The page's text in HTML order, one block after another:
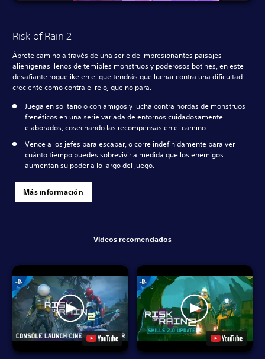
Risk of Rain 2
Ábrete camino a través de una serie de impresionantes paisajes
alienígenas llenos de temibles monstruos y poderosos botines, en este
desafiante roguelikeen el que tendrás que luchar contra una dificultad
creciente como contra el reloj que no para.
Juega en solitario o con amigos y lucha contra hordas de monstruos
frenéticos en una serie variada de entornos cuidadosamente
elaborados, cosechando las recompensas en el camino.
Vence a los jefes para escapar, o corre indefinidamente para ver
cuánto tiempo puedes sobrevivir a medida que los enemigos
aumentan su poder a lo largo del juego.
Más información
Videos recomendados